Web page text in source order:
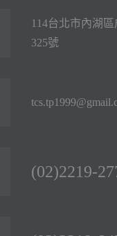
114台北市內湖
325號
(02)2219-